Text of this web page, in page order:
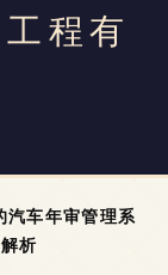
程有
汽车年审管理系
析